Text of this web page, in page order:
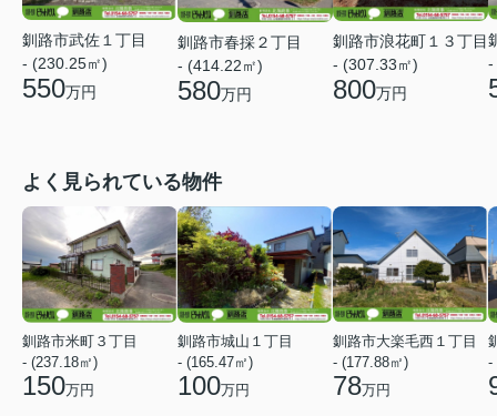
釧路市武佐１丁目
- (230.25㎡)
550万円
釧路市春採２丁目
- (414.22㎡)
580万円
釧路市浪花町１３丁目
- (307.33㎡)
800万円
-
よく見られている物件
釧路市米町３丁目
- (237.18㎡)
150万円
釧路市城山１丁目
- (165.47㎡)
100万円
釧路市大楽毛西１丁目
- (177.88㎡)
78万円
-